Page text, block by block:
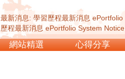
最新消息: 學習歷程最新消息
歷程最新消息 ePortfolio System
ePortfolio System Notice...
網站精選 心得分享